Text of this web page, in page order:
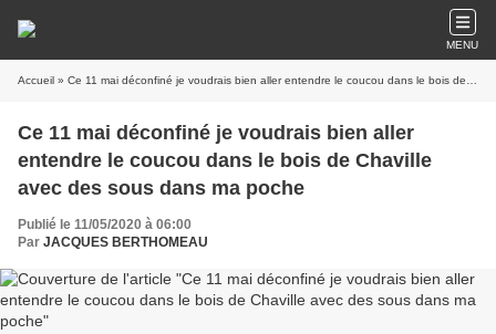
MENU
Accueil » Ce 11 mai déconfiné je voudrais bien aller entendre le coucou dans le bois de Chaville avec des sous dans ma poche
Ce 11 mai déconfiné je voudrais bien aller
entendre le coucou dans le bois de Chaville
avec des sous dans ma poche
Publié le 11/05/2020 à 06:00
Par JACQUES BERTHOMEAU